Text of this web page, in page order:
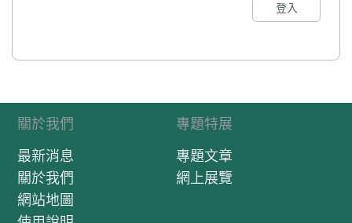
登入
關於我們
最新消息
關於我們
網站地圖
專題特展
專題文章
網上展覽